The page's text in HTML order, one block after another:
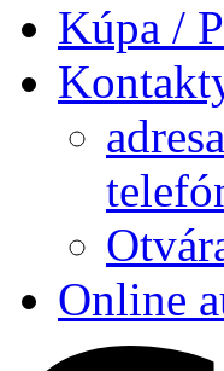
Kúpa /
Online